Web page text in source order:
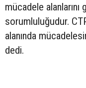
mücadele
sorumluluğudur.
alanında
dedi.